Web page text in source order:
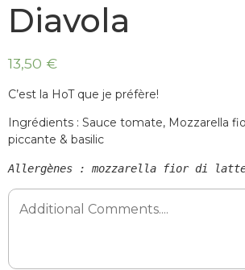
Diavola
13,50 €
C’est la HoT que je préfère!
Ingrédients : Sauce tomate, Mozzarella
piccante & basilic
Allergènes : mozzarella fior di